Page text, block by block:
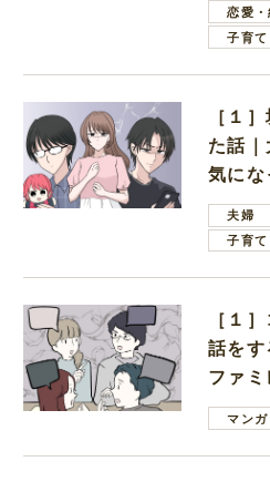
恋愛・
子育て
［１
た話
気に
ない
夫婦
子育て
［１
話を
ファ
は電車
マンガ